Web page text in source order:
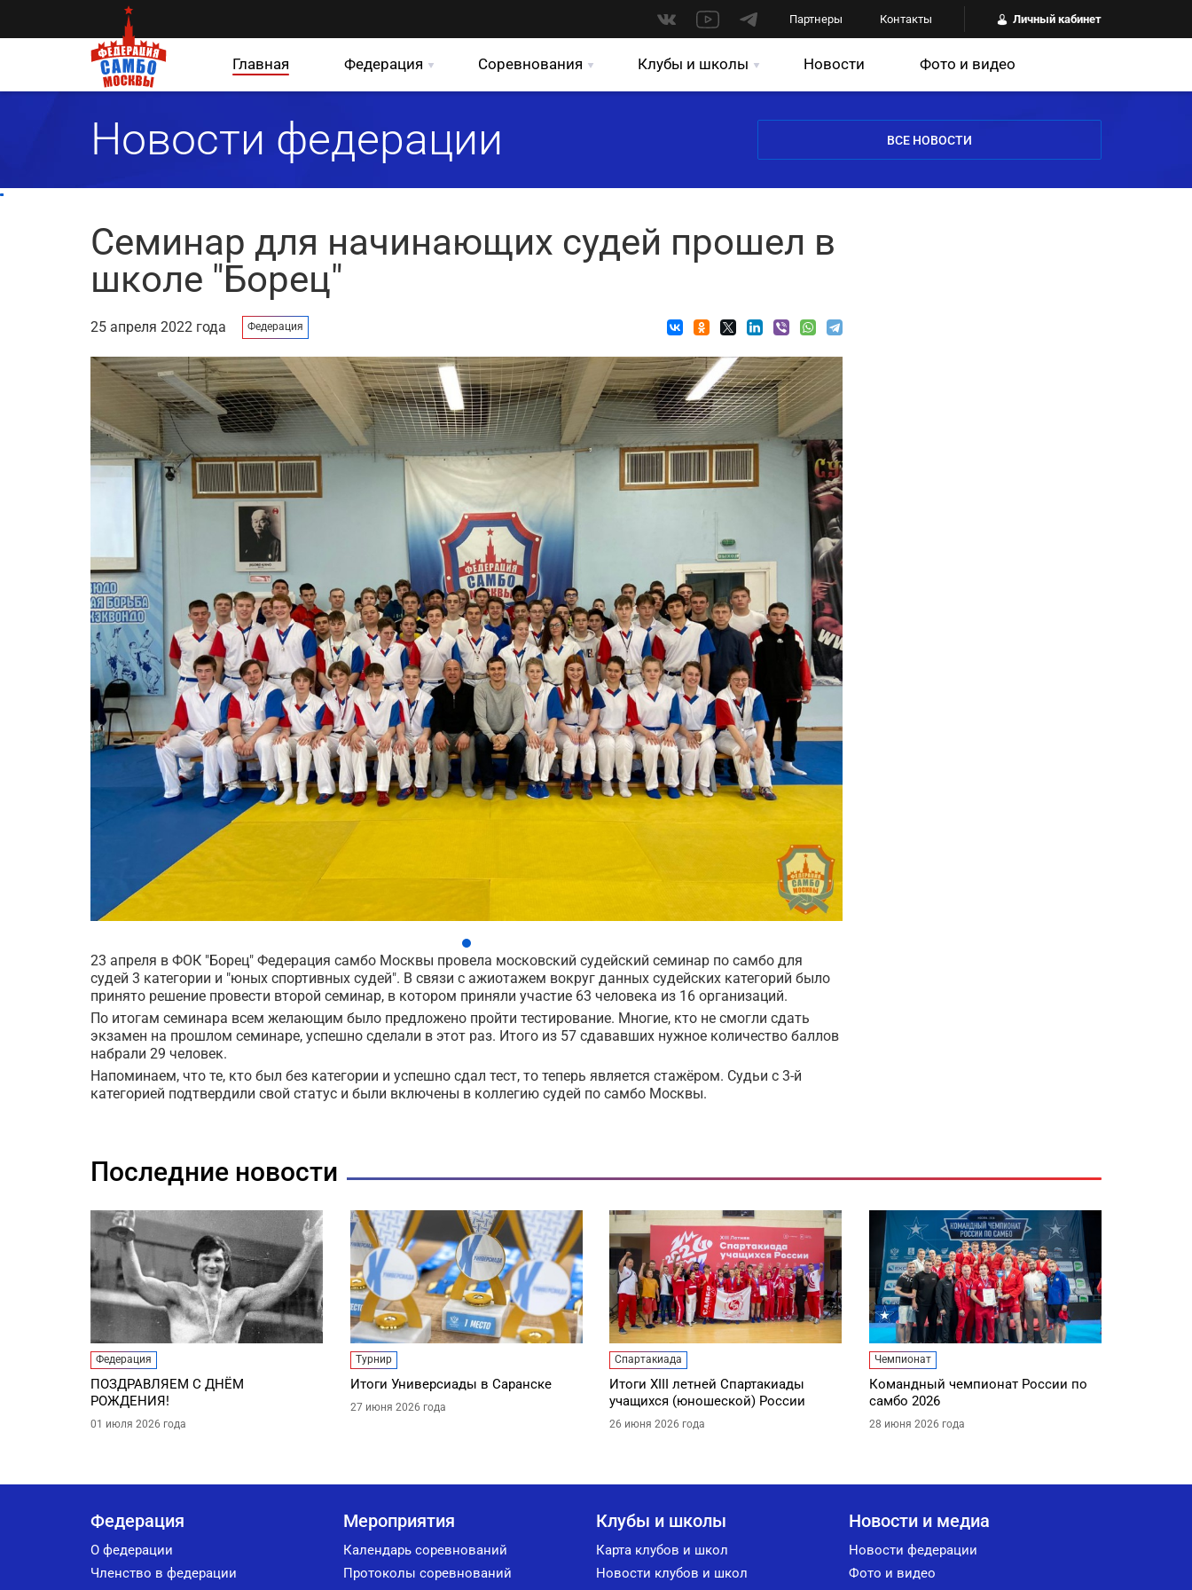
Партнеры Контакты Личный кабинет
Главная Федерация Соревнования Клубы и школы Новости Фото и видео
Новости федерации ВСЕ НОВОСТИ
Семинар для начинающих судей прошел в
школе "Борец"
25 апреля 2022 года Федерация
23 апреля в ФОК "Борец" Федерация самбо Москвы провела московский судейский семинар по самбо для
судей 3 категории и "юных спортивных судей". В связи с ажиотажем вокруг данных судейских категорий было
принято решение провести второй семинар, в котором приняли участие 63 человека из 16 организаций.
По итогам семинара всем желающим было предложено пройти тестирование. Многие, кто не смогли сдать
экзамен на прошлом семинаре, успешно сделали в этот раз. Итого из 57 сдававших нужное количество баллов
набрали 29 человек.
Напоминаем, что те, кто был без категории и успешно сдал тест, то теперь является стажёром. Судьи с 3-й
категорией подтвердили свой статус и были включены в коллегию судей по самбо Москвы.
Последние новости
Федерация
ПОЗДРАВЛЯЕМ С ДНЁМ
РОЖДЕНИЯ!
01 июля 2026 года
Турнир
Итоги Универсиады в Саранске
27 июня 2026 года
Спартакиада
Итоги XIII летней Спартакиады
учащихся (юношеской) России
26 июня 2026 года
Чемпионат
Командный чемпионат России по
самбо 2026
28 июня 2026 года
Федерация
О федерации
Членство в федерации
Мероприятия
Календарь соревнований
Протоколы соревнований
Клубы и школы
Карта клубов и школ
Новости клубов и школ
Новости и медиа
Новости федерации
Фото и видео